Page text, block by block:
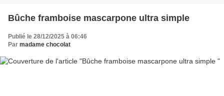
Bûche framboise mascarpone ultra simple
Publié le 28/12/2025 à 06:46
Par madame chocolat